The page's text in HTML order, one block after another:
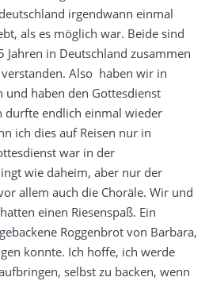
irgendwann einmal
als es möglich war. Beide sind
in Deutschland zusammen
Also haben wir in
und haben den Gottesdienst
durfte endlich einmal wieder
ich dies auf Reisen nur in
war in der
wie daheim, aber nur der
allem auch die Choräle. Wir und
einen Riesenspaß. Ein
Roggenbrot von Barbara,
konnte. Ich hoffe, ich werde
selbst zu backen, wenn